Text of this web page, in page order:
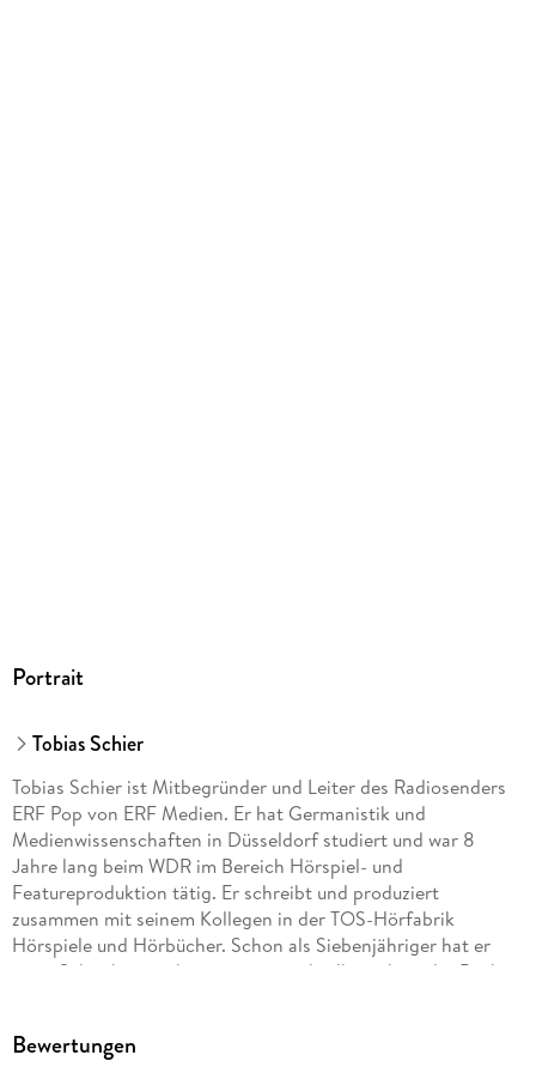
Portrait
Tobias Schier
Tobias Schier ist Mitbegründer und Leiter des Radiosenders
ERF Pop von ERF Medien. Er hat Germanistik und
Medienwissenschaften in Düsseldorf studiert und war 8
Jahre lang beim WDR im Bereich Hörspiel- und
Featureproduktion tätig. Er schreibt und produziert
zusammen mit seinem Kollegen in der TOS-Hörfabrik
Hörspiele und Hörbücher. Schon als Siebenjähriger hat er
erste Schreibversuche gestartet und selbstgebastelte Bücher
ein erstes Kinderbüchlein im Eigenverlag. Seine eigenen
Bewertungen